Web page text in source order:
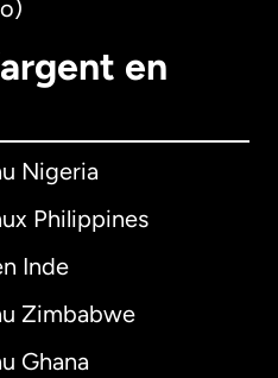
en
Nigeria
Philippines
Inde
Zimbabwe
Ghana